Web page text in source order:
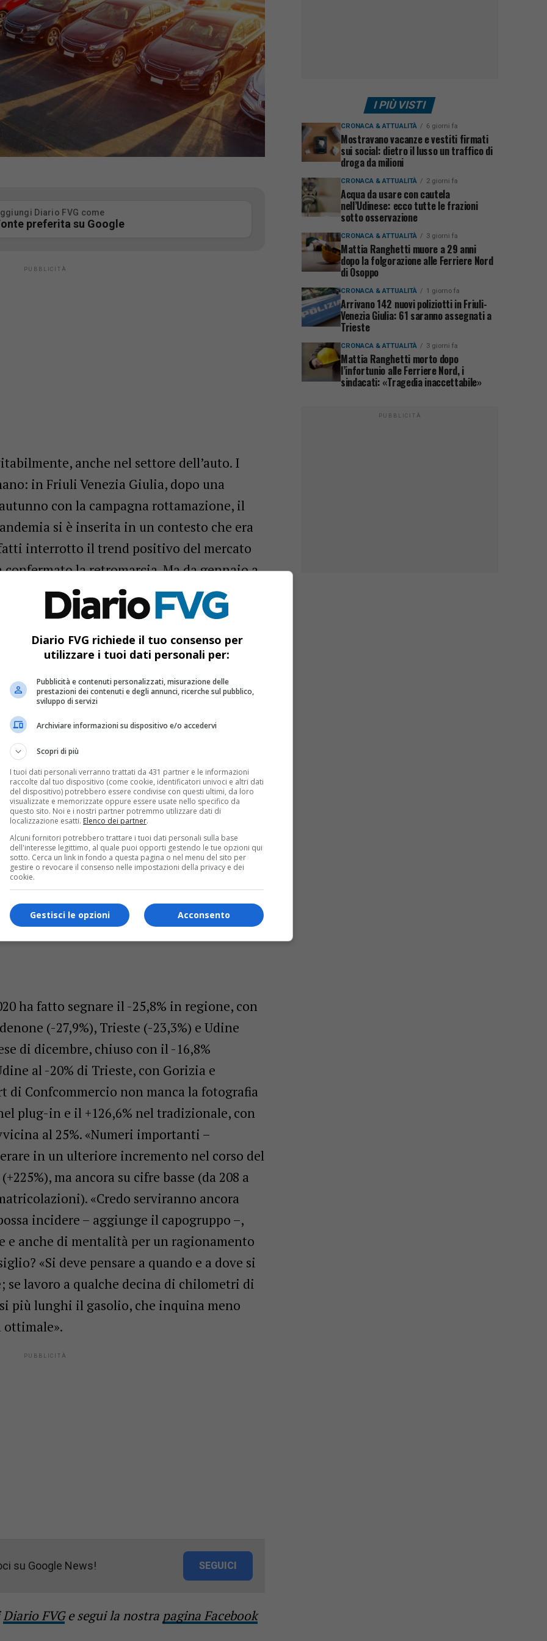
Diario FVG come
preferita su Google
anche nel settore dell’auto. I
in Friuli Venezia Giulia, dopo una
con la campagna rottamazione, il
si è inserita in un contesto che era
interrotto il trend positivo del mercato
la retromarcia. Ma da gennaio a
regionale e provinciale di Udine di
Giorgio Sina, si sono immatricolati
(da 33.729 a 25.033).
ha ovviamente inciso in maniera
Sina –, con effetti in particolare sulle
la rottamazione è servita almeno a
ora che, con la reintroduzione degli
segnare il ritorno a un lavoro almeno
che il 60% del parco auto in regione ha
ha fatto segnare il -25,8% in regione, con
(-27,9%), Trieste (-23,3%) e Udine
di dicembre, chiuso con il -16,8%
al -20% di Trieste, con Gorizia e
di Confcommercio non manca la fotografia
plug-in e il +126,6% nel tradizionale, con
al 25%. «Numeri importanti –
in un ulteriore incremento nel corso del
ma ancora su cifre basse (da 208 a
«Credo serviranno ancora
incidere – aggiunge il capogruppo –,
e anche di mentalità per un ragionamento
«Si deve pensare a quando e a dove si
se lavoro a qualche decina di chilometri di
più lunghi il gasolio, che inquina meno
ottimale».
su Google News! SEGUICI
Diario FVGe segui la nostra pagina Facebook
I PIÙ VISTI
CRONACA & ATTUALITÀ 6 giorni fa
Mostravano vacanze e vestiti firmati
sui social: dietro il lusso un traffico di
droga da milioni
CRONACA & ATTUALITÀ 2 giorni fa
Acqua da usare con cautela
nell’Udinese: ecco tutte le frazioni
sotto osservazione
CRONACA & ATTUALITÀ 3 giorni fa
Mattia Ranghetti muore a 29 anni
dopo la folgorazione alle Ferriere Nord
di Osoppo
CRONACA & ATTUALITÀ 1 giorno fa
Arrivano 142 nuovi poliziotti in Friuli-
Venezia Giulia: 61 saranno assegnati a
Trieste
CRONACA & ATTUALITÀ 3 giorni fa
Mattia Ranghetti morto dopo
l’infortunio alle Ferriere Nord, i
sindacati: «Tragedia inaccettabile»
PUBBLICITÀ
Diario FVG richiede il tuo consenso per
utilizzare i tuoi dati personali per:
Pubblicità e contenuti personalizzati, misurazione delle
prestazioni dei contenuti e degli annunci, ricerche sul pubblico,
sviluppo di servizi
Archiviare informazioni su dispositivo e/o accedervi
Scopri di più
I tuoi dati personali verranno trattati da 431 partner e le informazioni
raccolte dal tuo dispositivo (come cookie, identificatori univoci e altri dati
del dispositivo) potrebbero essere condivise con questi ultimi, da loro
visualizzate e memorizzate oppure essere usate nello specifico da
questo sito. Noi e i nostri partner potremmo utilizzare dati di
localizzazione esatti. Elenco dei partner.
Alcuni fornitori potrebbero trattare i tuoi dati personali sulla base
dell'interesse legittimo, al quale puoi opporti gestendo le tue opzioni qui
sotto. Cerca un link in fondo a questa pagina o nel menu del sito per
gestire o revocare il consenso nelle impostazioni della privacy e dei
cookie.
Acconsento
Gestisci le opzioni